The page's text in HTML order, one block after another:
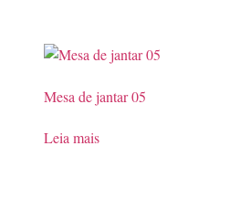
Mesa de jantar 05
Leia mais